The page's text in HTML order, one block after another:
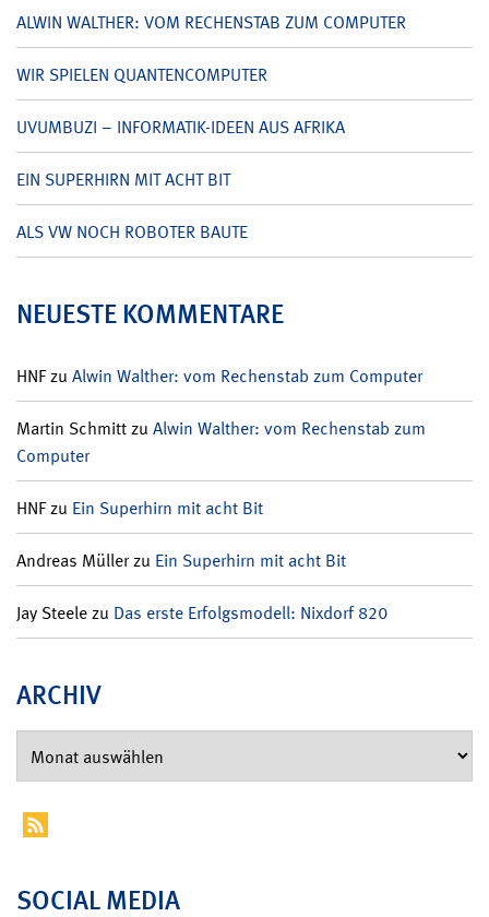
ALWIN WALTHER: VOM RECHENSTAB ZUM COMPUTER
WIR SPIELEN QUANTENCOMPUTER
UVUMBUZI – INFORMATIK-IDEEN AUS AFRIKA
EIN SUPERHIRN MIT ACHT BIT
ALS VW NOCH ROBOTER BAUTE
NEUESTE KOMMENTARE
HNFzu Alwin Walther: vom Rechenstab zum Computer
Martin Schmittzu Alwin Walther: vom Rechenstab zum
Computer
HNFzu Ein Superhirn mit acht Bit
Andreas Müllerzu Ein Superhirn mit acht Bit
Jay Steelezu Das erste Erfolgsmodell: Nixdorf 820
ARCHIV
SOCIAL MEDIA